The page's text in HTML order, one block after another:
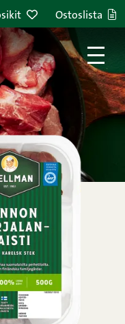
Ostoslista